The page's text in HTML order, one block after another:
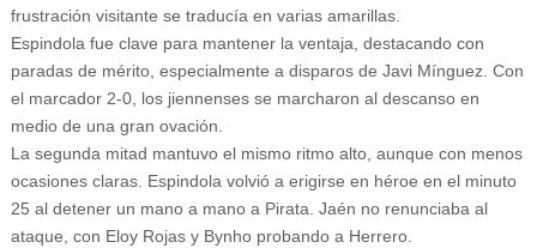
frustración visitante se traducía en varias amarillas.
Espindola fue clave para mantener la ventaja, destacando con
paradas de mérito, especialmente a disparos de Javi Mínguez. Con
el marcador 2-0, los jiennenses se marcharon al descanso en
medio de una gran ovación.
La segunda mitad mantuvo el mismo ritmo alto, aunque con menos
ocasiones claras. Espindola volvió a erigirse en héroe en el minuto
25 al detener un mano a mano a Pirata. Jaén no renunciaba al
ataque, con Eloy Rojas y Bynho probando a Herrero.